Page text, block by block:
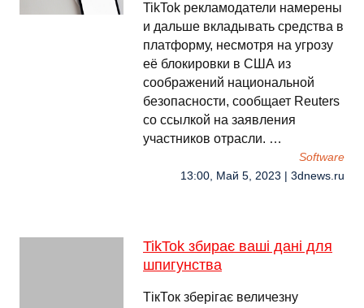
TikTok рекламодатели намерены
и дальше вкладывать средства в
платформу, несмотря на угрозу
её блокировки в США из
соображений национальной
безопасности, сообщает Reuters
со ссылкой на заявления
участников отрасли. …
Software
13:00, Май 5, 2023 | 3dnews.ru
TikTok збирає ваші дані для
шпигунства
ТікТок зберігає величезну